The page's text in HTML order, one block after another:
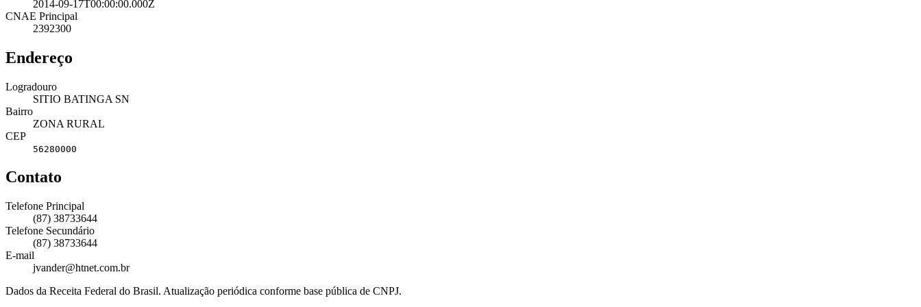
2014-09-17T00:00:00.000Z
CNAE Principal
2392300
Endereço
Logradouro
SITIO BATINGA SN
Bairro
ZONA RURAL
CEP
56280000
Contato
Telefone Principal
(87) 38733644
Telefone Secundário
(87) 38733644
E-mail
jvander@htnet.com.br
Dados da Receita Federal do Brasil. Atualização periódica conforme base pública de CNPJ.